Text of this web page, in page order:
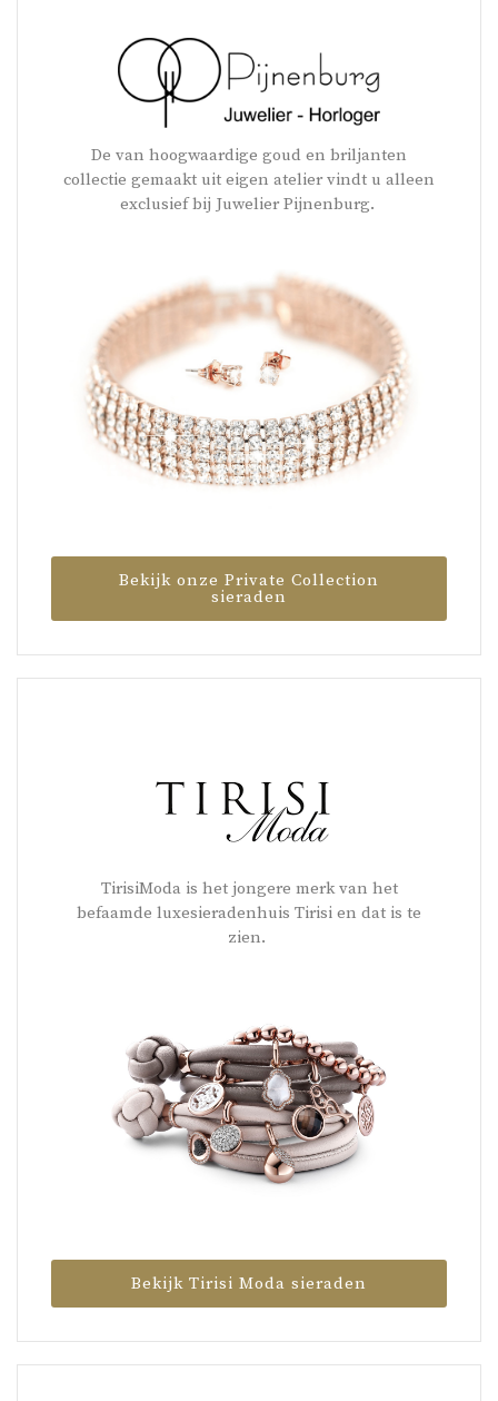
De van hoogwaardige goud en briljanten
collectie gemaakt uit eigen atelier vindt u alleen
exclusief bij Juwelier Pijnenburg.
Bekijk onze Private Collection
sieraden
TirisiModa is het jongere merk van het
befaamde luxesieradenhuis Tirisi en dat is te
zien.
Bekijk Tirisi Moda sieraden